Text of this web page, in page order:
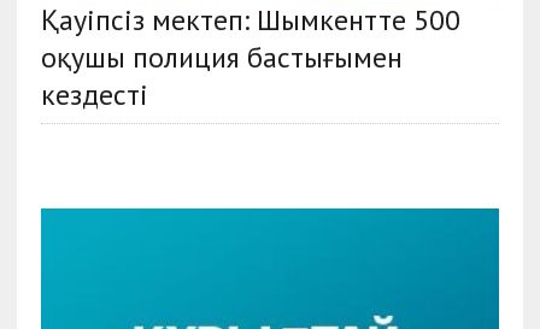
Қауіпсіз мектеп: Шымкентте 500
оқушы полиция бастығымен
кездесті